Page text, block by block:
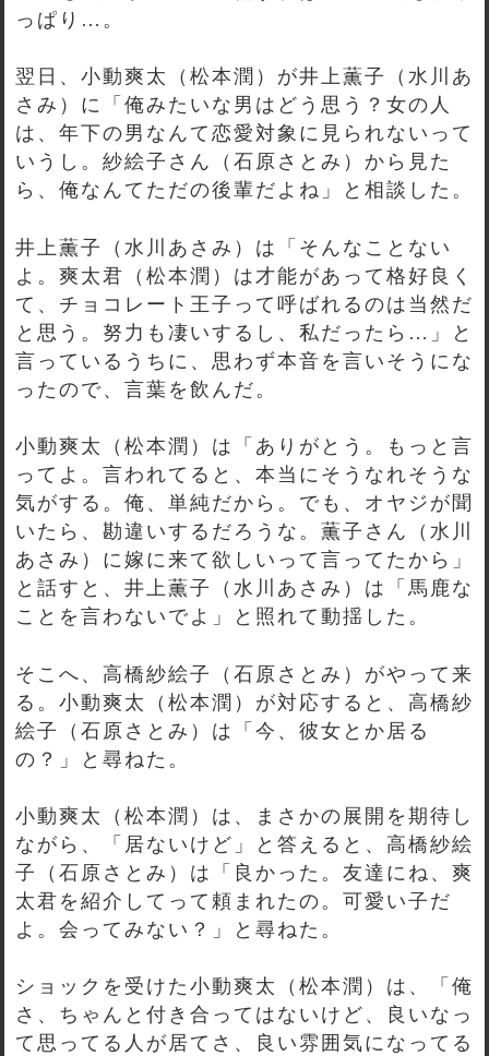
っぱり…。
翌日、小動爽太（松本潤）が井上薫子（水川あ
さみ）に「俺みたいな男はどう思う？女の人
は、年下の男なんて恋愛対象に見られないって
いうし。紗絵子さん（石原さとみ）から見た
ら、俺なんてただの後輩だよね」と相談した。
井上薫子（水川あさみ）は「そんなことない
よ。爽太君（松本潤）は才能があって格好良く
て、チョコレート王子って呼ばれるのは当然だ
と思う。努力も凄いするし、私だったら…」と
言っているうちに、思わず本音を言いそうにな
ったので、言葉を飲んだ。
小動爽太（松本潤）は「ありがとう。もっと言
ってよ。言われてると、本当にそうなれそうな
気がする。俺、単純だから。でも、オヤジが聞
いたら、勘違いするだろうな。薫子さん（水川
あさみ）に嫁に来て欲しいって言ってたから」
と話すと、井上薫子（水川あさみ）は「馬鹿な
ことを言わないでよ」と照れて動揺した。
そこへ、高橋紗絵子（石原さとみ）がやって来
る。小動爽太（松本潤）が対応すると、高橋紗
絵子（石原さとみ）は「今、彼女とか居る
の？」と尋ねた。
小動爽太（松本潤）は、まさかの展開を期待し
ながら、「居ないけど」と答えると、高橋紗絵
子（石原さとみ）は「良かった。友達にね、爽
太君を紹介してって頼まれたの。可愛い子だ
よ。会ってみない？」と尋ねた。
ショックを受けた小動爽太（松本潤）は、「俺
さ、ちゃんと付き合ってはないけど、良いなっ
て思ってる人が居てさ、良い雰囲気になってる